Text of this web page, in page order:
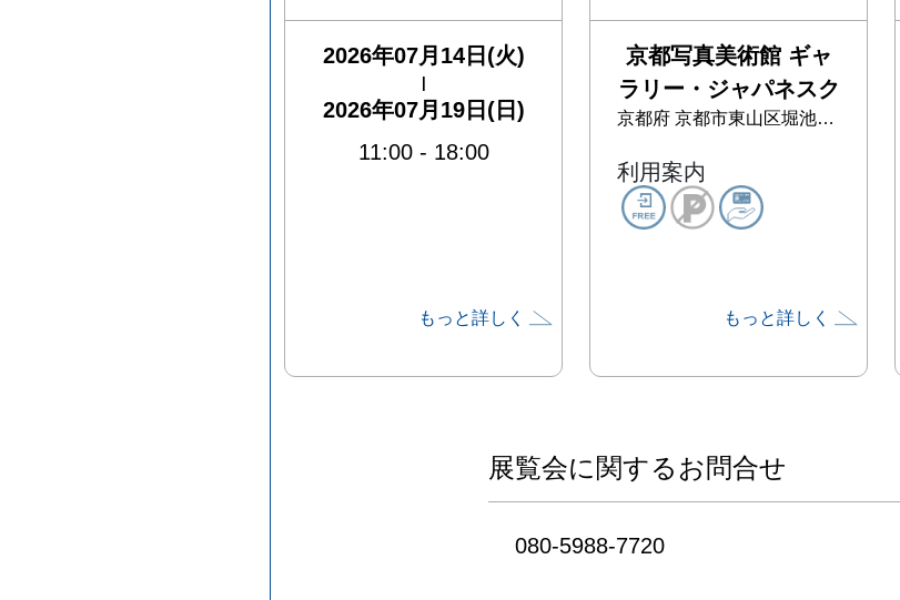
2026年07月14日(火)
2026年07月19日(日)
11:00- 18:00
もっと詳しく
京都写真美術館 ギャ
ラリー・ジャパネスク
京都府 京都市東山区堀池町374-2 京都写真美術館
利用案内
もっと詳しく
展覧会に関するお問合せ
080-5988-7720